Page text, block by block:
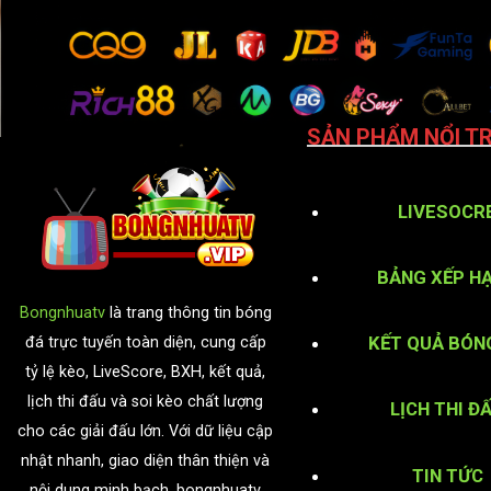
Bongnhuatvlà trang thông tin bóng
đá trực tuyến toàn diện, cung cấp
tỷ lệ kèo, LiveScore, BXH, kết quả,
lịch thi đấu và soi kèo chất lượng
cho các giải đấu lớn. Với dữ liệu cập
nhật nhanh, giao diện thân thiện và
SẢN PHẨM NỔI
BẢNG XẾP
KẾT QUẢ
LỊCH THI
TIN TỨC